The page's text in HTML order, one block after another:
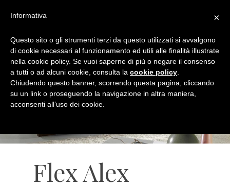
Flex Alex
×
Informativa
Questo sito o gli strumenti terzi da questo utilizzati si avvalgono
di cookie necessari al funzionamento ed utili alle finalità illustrate
nella cookie policy. Se vuoi saperne di più o negare il consenso
a tutti o ad alcuni cookie, consulta la cookie policy
Chiudendo questo banner, scorrendo questa pagina, cliccando
su un link o proseguendo la navigazione in altra maniera,
acconsenti all’uso dei cookie.